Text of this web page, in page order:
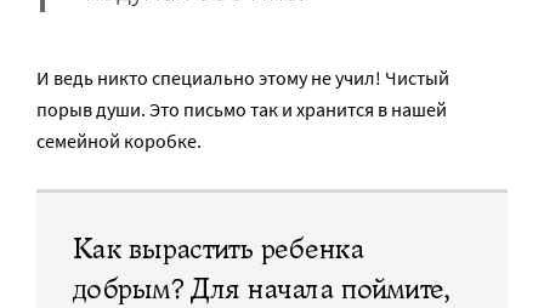
И ведь никто специально этому не учил! Чистый
порыв души. Это письмо так и хранится в нашей
семейной коробке.
Как вырастить ребенка
добрым? Для начала поймите,